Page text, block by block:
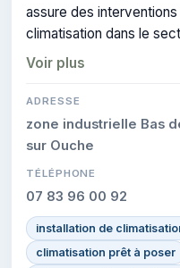
assure des
climatisation dans le
CERTIFIE, gage de
réalisées.
Voir plus
ADRESSE
zone industrielle Bas
sur Ouche
TÉLÉPHONE
07 83 96 00 92
installation de
climatisation prêt à poser